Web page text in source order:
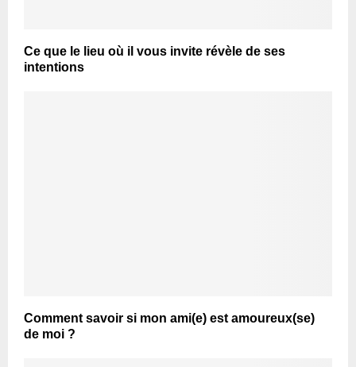
Ce que le lieu où il vous invite révèle de ses
intentions
Comment savoir si mon ami(e) est amoureux(se)
de moi ?